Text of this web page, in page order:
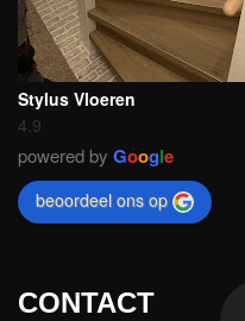
Stylus Vloeren
4.9
powered by Google
beoordeel ons op
CONTACT